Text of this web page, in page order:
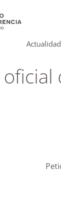
Actualidad